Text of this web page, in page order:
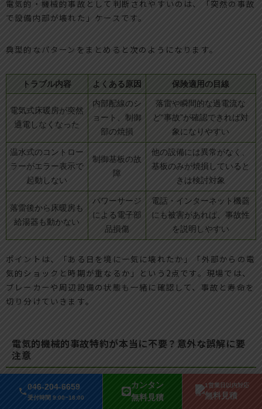
046-204-6659
受付時間 9:00~18:00
カンタン
無料見積
1営業日以内対応
無料見積
電気的・機械的事故として判断されやすいのは、「突然の事故
で設備内部が壊れた」ケースです。
典型的なパターンをまとめると次のようになります。
トラブル内容 よくある原因 保険適用の目線
電気式床暖房が突然
通電しなくなった
内部配線のシ
ョート、制御
部の焼損
落雷や瞬間的な過電流な
ど“事故”が確認できれば対
象になりやすい
温水式のコントロー
ラーがエラー表示で
起動しない
制御基板の故
障
他の設備には異常がなく、
基板のみが焼損していると
きは検討対象
落雷後から床暖房も
給湯器も動かない
パワーサージ
による電子部
品損傷
電話・インターネット機器
にも被害があれば、事故性
を説明しやすい
ポイントは、「ある日を境に一気に壊れたか」「外部からの電
気的ショックと時期が重なるか」という2点です。現場では、
ブレーカーや周辺設備の状態も一緒に確認して、事故と寿命を
切り分けていきます。
電気的機械的事故特約が本当に不要？意外な誤解に要
注意
相談で多いのが、「火災保険に入っているから、給湯器や床暖
房の故障は全部カバーされると思っていた」という勘違いで